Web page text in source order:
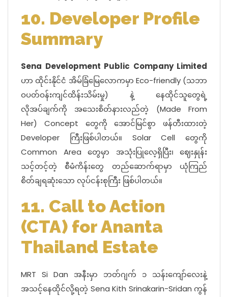
10. Developer Profile
Summary
Sena Development Public Company Limited
ဟာ ထိုင်းနိုင်ငံ အိမ်ခြံမြေလောကမှာ Eco-friendly (သဘာ
ဝပတ်ဝန်းကျင်ထိန်းသိမ်းမှု) နဲ့ နေထိုင်သူတွေရဲ့
လိုအပ်ချက်ကို အသေးစိတ်နားလည်တဲ့ (Made From
Her) Concept တွေကို အောင်မြင်စွာ ဖန်တီးထားတဲ့
Developer ကြီးဖြစ်ပါတယ်။ Solar Cell တွေကို
Common Area တွေမှာ အသုံးပြုလေ့ရှိပြီး၊ ဈေးနှုန်း
သင့်တင့်တဲ့ စီမံကိန်းတွေ တည်ဆောက်ရာမှာ ယုံကြည်
စိတ်ချရဆုံးသော လုပ်ငန်းစုကြီး ဖြစ်ပါတယ်။
11. Call to Action
(CTA) for Ananta
Thailand Estate
MRT Si Dan အနီးမှာ ဘတ်ဂျက် ၁ သန်းကျော်လေးနဲ့
အသင့်နေထိုင်လို့ရတဲ့ Sena Kith Srinakarin-Sridan ကွန်